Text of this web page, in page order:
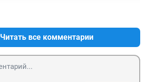
Читать все комментарии